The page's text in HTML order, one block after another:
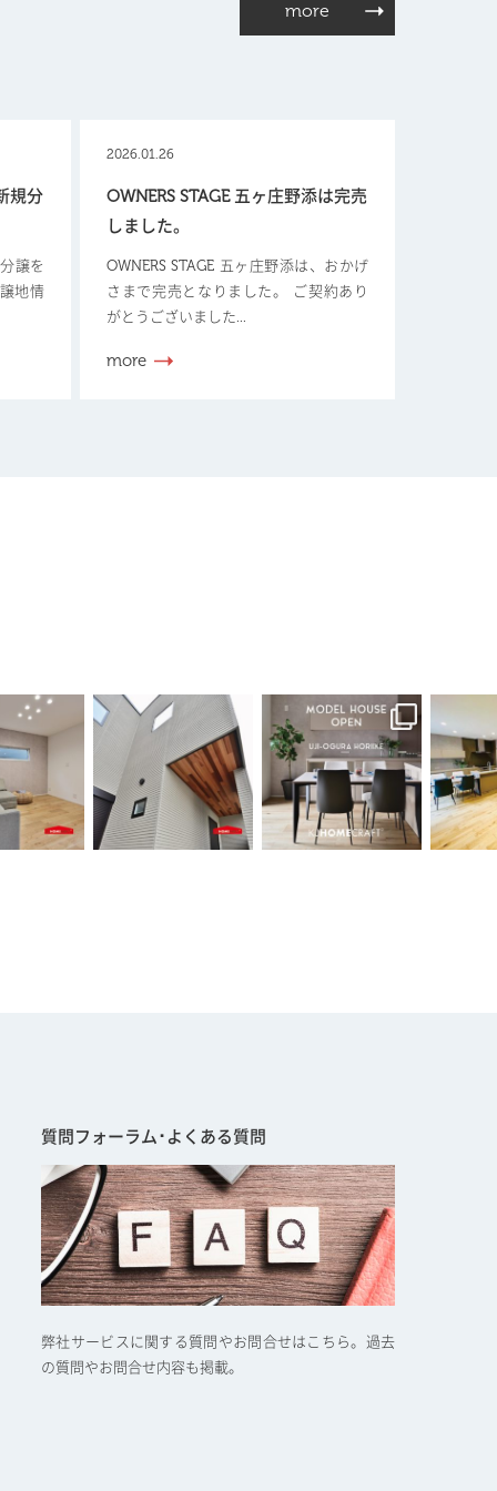
規分
譲を
地情
2026.01.26
OWNERS STAGE 五ヶ庄野添は完売
しました。
OWNERS STAGE 五ヶ庄野添は、おかげ
さまで完売となりました。 ご契約あり
がとうございました...
more
more
質問フォーラム･よくある質問
弊社サービスに関する質問やお問合せはこちら。過去
の質問やお問合せ内容も掲載。